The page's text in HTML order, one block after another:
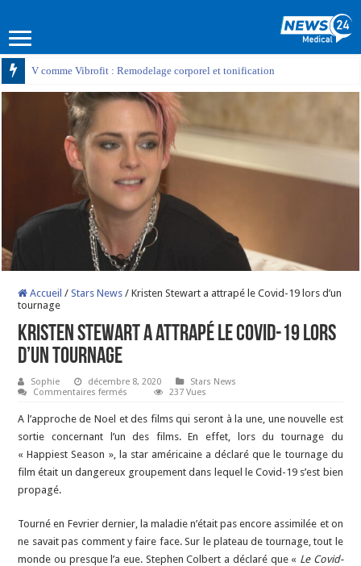
V comme Vibrofit : Remodelage corporel et tonification
Accueil / Stars News / Kristen Stewart a attrapé le Covid-19 lors d’un
tournage
Kristen Stewart a attrapé le Covid-19 lors
d’un tournage
Sophie décembre 8, 2020
Stars News
Commentaires fermés
Stewart
a
attrapé
le
Covid-
lors
237 Vues
A l’approche de Noel et des films qui seront à la une, une nouvelle est
sortie concernant l’un des films. En effet, lors du tournage du
« Happiest Season », la star américaine a déclaré que le tournage du
film était un dangereux groupement dans lequel le Covid-19 s’est bien
propagé.
Tourné en Fevrier dernier, la maladie n’était pas encore assimilée et on
ne savait pas comment y faire face. Sur le plateau de tournage, tout le
monde ou presque l’a eue. Stephen Colbert a déclaré que « Le Covid-